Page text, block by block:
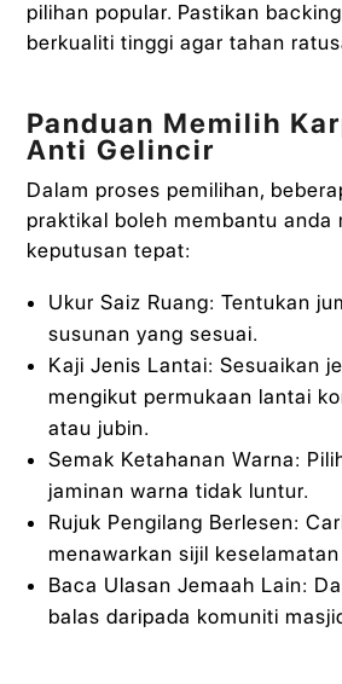
pilihan popular. Pastikan
berkualiti tinggi agar tahan
Panduan Memilih
Anti Gelincir
Dalam proses pemilihan,
praktikal boleh membantu anda
keputusan tepat:
Ukur Saiz Ruang: Tentukan
susunan yang sesuai.
Kaji Jenis Lantai: Sesuaikan
mengikut permukaan lantai
atau jubin.
Semak Ketahanan Warna:
jaminan warna tidak luntur.
Rujuk Pengilang Berlesen:
menawarkan sijil
Baca Ulasan Jemaah Lain:
balas daripada komuniti